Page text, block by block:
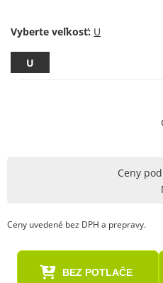
Vyberte veľkosť:
U
Ceny
Ceny uvedené bez DPH a prepravy.
BEZ POTLAČE